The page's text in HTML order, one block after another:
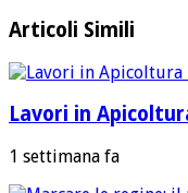
Articoli Simili
Lavori in
1 settimana fa